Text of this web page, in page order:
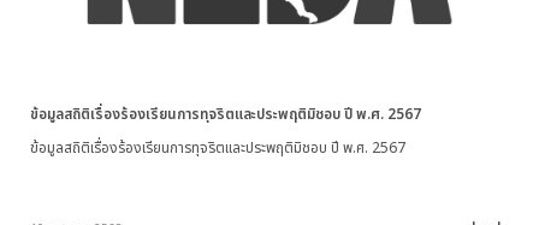
ข้อมูลสถิติเรื่องร้องเรียนการทุจริตและประพฤติมิชอบ ปี พ.ศ. 2567
ข้อมูลสถิติเรื่องร้องเรียนการทุจริตและประพฤติมิชอบ ปี พ.ศ. 2567